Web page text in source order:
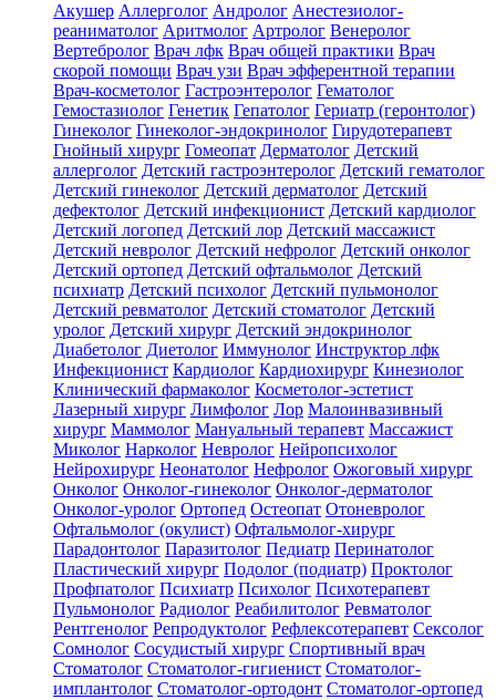
Акушер Аллерголог Андролог Анестезиолог-
реаниматолог Аритмолог Артролог Венеролог
Вертебролог Врач лфк Врач общей практики Врач
скорой помощи Врач узи Врач эфферентной терапии
Врач-косметолог Гастроэнтеролог Гематолог
Гемостазиолог Генетик Гепатолог Гериатр (геронтолог)
Гинеколог Гинеколог-эндокринолог Гирудотерапевт
Гнойный хирург Гомеопат Дерматолог Детский
аллерголог Детский гастроэнтеролог Детский гематолог
Детский гинеколог Детский дерматолог Детский
дефектолог Детский инфекционист Детский кардиолог
Детский логопед Детский лор Детский массажист
Детский невролог Детский нефролог Детский онколог
Детский ортопед Детский офтальмолог Детский
психиатр Детский психолог Детский пульмонолог
Детский ревматолог Детский стоматолог Детский
уролог Детский хирург Детский эндокринолог
Диабетолог Диетолог Иммунолог Инструктор лфк
Инфекционист Кардиолог Кардиохирург Кинезиолог
Клинический фармаколог Косметолог-эстетист
Лазерный хирург Лимфолог Лор Малоинвазивный
хирург Маммолог Мануальный терапевт Массажист
Миколог Нарколог Невролог Нейропсихолог
Нейрохирург Неонатолог Нефролог Ожоговый хирург
Онколог Онколог-гинеколог Онколог-дерматолог
Онколог-уролог Ортопед Остеопат Отоневролог
Офтальмолог (окулист) Офтальмолог-хирург
Парадонтолог Паразитолог Педиатр Перинатолог
Пластический хирург Подолог (подиатр) Проктолог
Профпатолог Психиатр Психолог Психотерапевт
Пульмонолог Радиолог Реабилитолог Ревматолог
Рентгенолог Репродуктолог Рефлексотерапевт Сексолог
Сомнолог Сосудистый хирург Спортивный врач
Стоматолог Стоматолог-гигиенист Стоматолог-
имплантолог Стоматолог-ортодонт Стоматолог-ортопед